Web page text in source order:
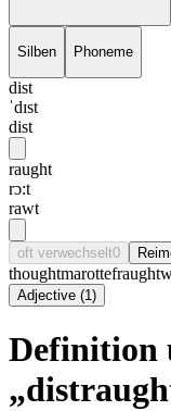
Silben Phoneme
dist
ˈdɪst
dist
raught
rɔ:t
rawt
oft verwechselt0
thoughtmarottefraught
Adjective (1)
Definition